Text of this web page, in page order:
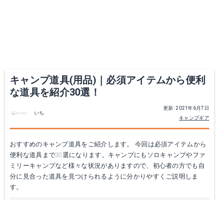
キャンプ道具(用品)｜必須アイテムから便利
な道具を紹介30選！
更新: 2021年6月7日
キャンプギア
いち
おすすめのキャンプ道具をご紹介します。 今回は必須アイテムから
便利な道具まで30選になります。キャンプにもソロキャンプやファ
ミリーキャンプなど様々な状況がありますので、初心者の方でも自
分に見合った道具を見つけられるように分かりやすくご説明しま
す。
ツーリングドーム ST Hubba™ NX